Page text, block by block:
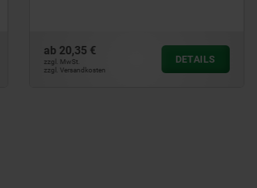
ab4,60 €
zzgl. MwSt.
zzgl. Versandkosten
DETAILS